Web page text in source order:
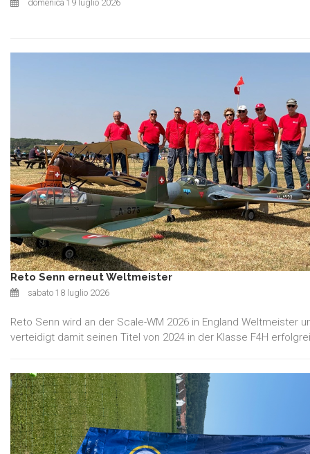
domenica 19 luglio 2026
Reto Senn erneut Weltmeister
sabato 18 luglio 2026
Reto Senn wird an der Scale-WM 2026 in England Weltmeister
verteidigt damit seinen Titel von 2024 in der Klasse F4H